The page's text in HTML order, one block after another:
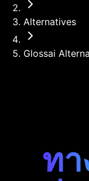
Alternatives
Glossai
ท